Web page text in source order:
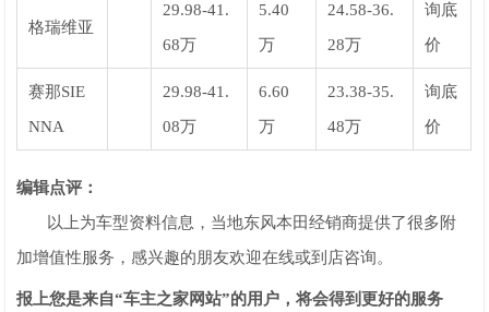
格瑞维亚
29.98-41.
68万
5.40
万
24.58-36.
28万
询底
价
赛那SIE
NNA
29.98-41.
08万
6.60
万
23.38-35.
48万
询底
价
编辑点评：
以上为车型资料信息，当地东风本田经销商提供了很多附
加增值性服务，感兴趣的朋友欢迎在线或到店咨询。
报上您是来自“车主之家网站”的用户，将会得到更好的服务